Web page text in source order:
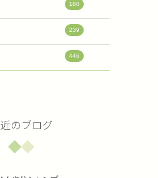
180
239
446
のブログ